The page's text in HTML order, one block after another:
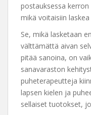
postauksessa
mikä voitaisiin laskea
Se, mikä lasketaan
välttämättä aivan
pitää sanoina, on
sanavaraston
puheterapeutteja
lapsen kielen ja
sellaiset tuotokset,